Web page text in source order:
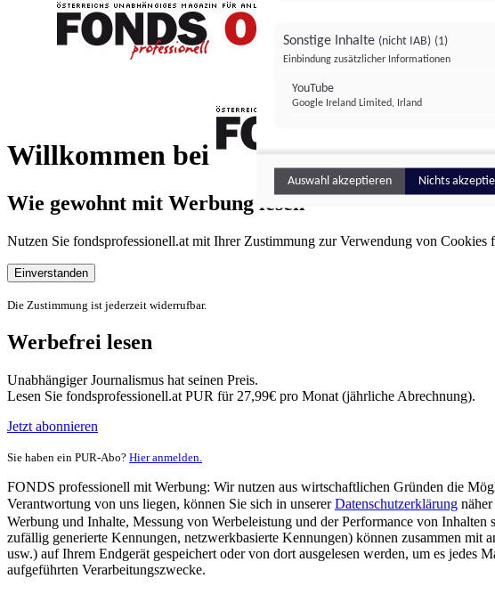
Willkommen bei
FONDS professionell
Wie gewohnt mit Werbung lesen
Nutzen Sie fondsprofessionell.at mit Ihrer Zustimmung zur Verwendung von Cookies
Einverstanden
Die Zustimmung ist jederzeit widerrufbar.
Werbefrei lesen
Unabhängiger Journalismus hat seinen Preis.
Lesen Sie fondsprofessionell.at PUR für 27,99€ pro Monat (jährliche Abrechnung).
Jetzt abonnieren
Sie haben ein PUR-Abo? Hier anmelden.
FONDS professionell mit Werbung: Wir nutzen aus wirtschaftlichen Gründen die
Verantwortung von uns liegen, können Sie sich in unsererDatenschutzerklärung
Werbung und Inhalte, Messung von Werbeleistung und der Performance von
zufällig generierte Kennungen, netzwerkbasierte Kennungen) können zusammen
usw.) auf Ihrem Endgerät gespeichert oder von dort ausgelesen werden, um es jedes
aufgeführten Verarbeitungszwecke.
Sonstige Inhalte (nicht IAB) (1)
Einbindung zusätzlicher Informationen
YouTube
Google Ireland Limited, Irland
Auswahl akzeptieren Nichts